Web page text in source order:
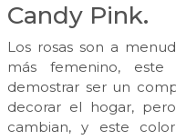
Candy Pink.
Los rosas son a
más femenino,
demostrar ser un
decorar el hogar,
cambian, y este